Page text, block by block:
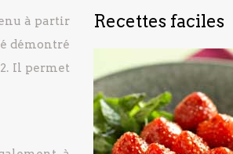
à partir
démontré
Il permet
Recettes faciles